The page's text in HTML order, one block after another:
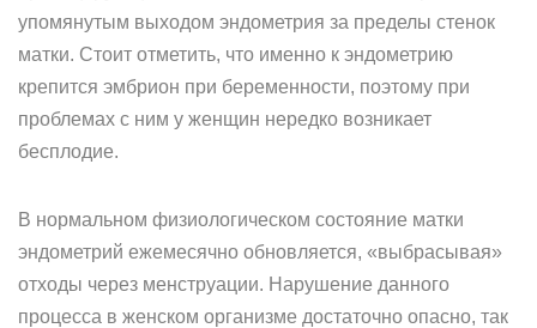
упомянутым выходом эндометрия за пределы стенок
матки. Стоит отметить, что именно к эндометрию
крепится эмбрион при беременности, поэтому при
проблемах с ним у женщин нередко возникает
бесплодие.
В нормальном физиологическом состояние матки
эндометрий ежемесячно обновляется, «выбрасывая»
отходы через менструации. Нарушение данного
процесса в женском организме достаточно опасно, так